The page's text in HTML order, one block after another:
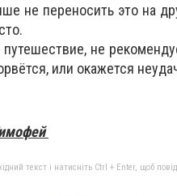
не переносить это на
путешествие, не
или окажется
текст і натисніть Ctrl + Enter, щоб